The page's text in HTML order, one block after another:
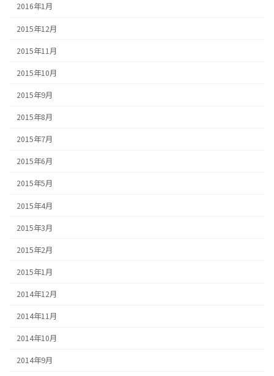
2016年1月
2015年12月
2015年11月
2015年10月
2015年9月
2015年8月
2015年7月
2015年6月
2015年5月
2015年4月
2015年3月
2015年2月
2015年1月
2014年12月
2014年11月
2014年10月
2014年9月